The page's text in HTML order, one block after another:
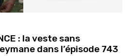
: la veste sans
dans l’épisode 743